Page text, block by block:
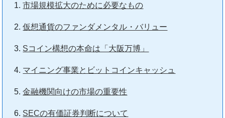
市場規模拡大のために必要なもの
仮想通貨のファンダメンタル・バリュー
Sコイン構想の本命は「大阪万博」
マイニング事業とビットコインキャッシュ
金融機関向けの市場の重要性
SECの有価証券判断について